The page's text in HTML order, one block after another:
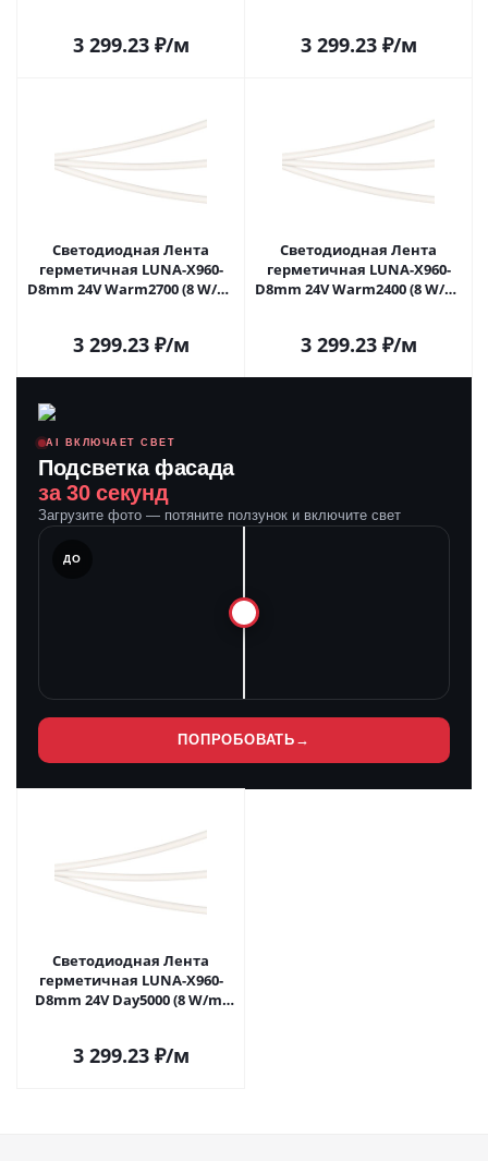
3 299.23₽/м 3 299.23₽/м
Светодиодная Лента
герметичная LUNA-X960-
D8mm 24V Warm2700 (8 W/m,
3 299.23₽/м
Светодиодная Лента
герметичная LUNA-X960-
D8mm 24V Warm2400 (8 W/m,
3 299.23₽/м
AI ВКЛЮЧАЕТ СВЕТ
Подсветка фасада
за 30 секунд
Загрузите фото — потяните ползунок и включите свет
ДО
ПОПРОБОВАТЬ →
Светодиодная Лента
герметичная LUNA-X960-
D8mm 24V Day5000 (8 W/m,
3 299.23₽/м